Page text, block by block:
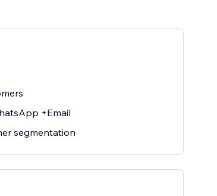
+Email
segmentation